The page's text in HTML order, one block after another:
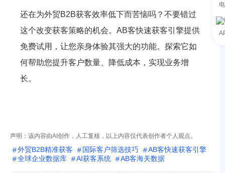
还在为外贸B2B获客效率低下而苦恼吗？不要错过
这个改变获客策略的机会。AB客快速获客引擎提供
免费试用，让您亲身体验其强大的功能。探索它如
何帮助您提升客户数量、降低成本，实现业务增
长。
声明：该内容由AI创作，人工复核，以上内容仅代表创作者个人观点。
外贸B2B精准获客 国际客户筛选技巧
AB客快速获客引擎
全球企业数据库
AI获客系统 AB客海关数据